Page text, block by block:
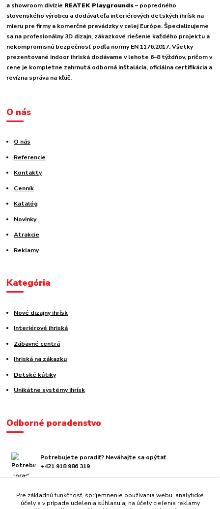
a showroom divízie REATEK Playgrounds– popredného
slovenského výrobcu a dodávateľa interiérových detských ihrísk na
mieru pre firmy a komerčné prevádzky v celej Európe. Špecializujeme
sa na profesionálny 3D dizajn, zákazkové riešenie každého projektu a
nekompromisnú bezpečnosť podľa normy EN 1176:2017. Všetky
prezentované indoor ihriská dodávame v lehote 6–8 týždňov, pričom v
cene je kompletne zahrnutá odborná inštalácia, oficiálna certifikácia a
revízna správa na kľúč.
O nás
O nás
Referencie
Kontakty
Cenník
Katalóg
Novinky
Atrakcie
Reklamy
Kategória
Nové dizajny ihrísk
Interiérové ihriská
Zábavné centrá
Ihriská na zákazku
Detské kútiky
Unikátne systémy ihrísk
Odborné poradenstvo
Potrebujete poradiť? Neváhajte sa opýtať.
+421 918 986 319
obchod@centrazabavy.sk
Pre základnú funkčnosť, spríjemnenie používania webu, analytické
účely a v prípade udelenia súhlasu aj na účely cielenia reklamy